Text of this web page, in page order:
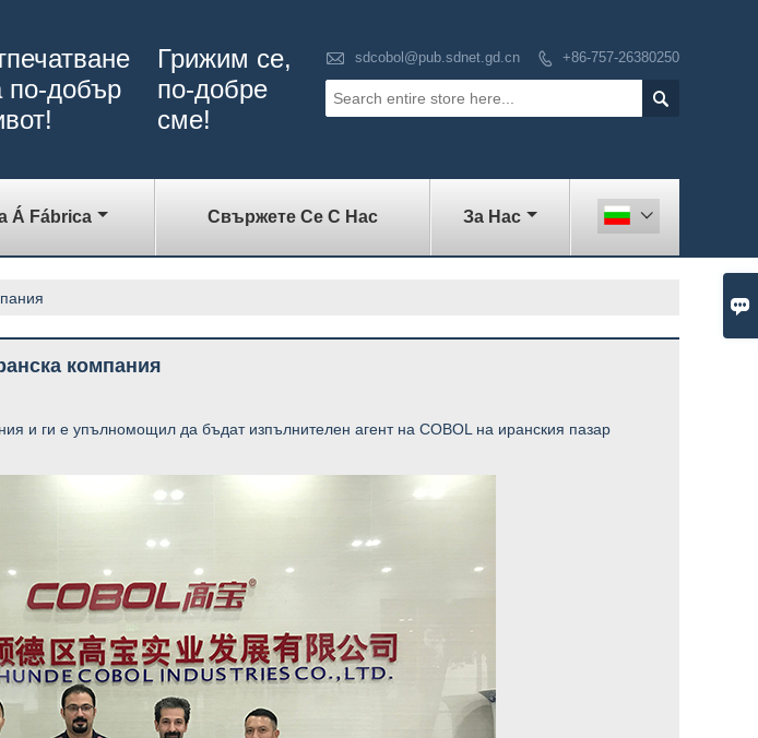

 sdcobol@pub.sdnet.gd.cn  +86-757-26380250

по-добър
Грижим се,
по-добре
сме!
Á Fábrica Свържете Се С Нас За Нас 
компания
и ги е упълномощил да бъдат изпълнителен агент на COBOL на иранския пазар